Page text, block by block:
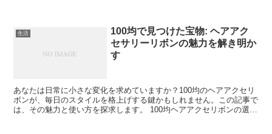
生活
100均で見つけた宝物: ヘアアク
セサリーリボンの魅力を解き明か
す
あなたは日常に小さな変化を求めていますか？100均のヘアアクセリ
ボンが、毎日のスタイルを格上げする鍵かもしれません。この記事で
は、その魅力と使い方を探求します。 100均ヘアアクセリボンの選び